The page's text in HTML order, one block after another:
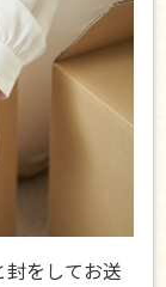
をしてお送